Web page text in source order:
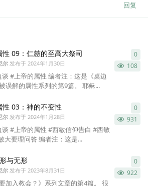
回复
09：仁慈的至高大祭司
尔 发布于 2024年1月30日 108
#上帝的属性 编者注：这是《桌边
误解的属性系列的第9篇。 耶稣...
0
03：神的不变性
尔 发布于 2024年1月28日 931
#上帝的属性 #西敏信仰告白 #西敏
大要理问答 编者注：这是...
0
与无形
尔 发布于 2023年8月31日 922
加入教会？》系列文章的第4篇。 很
0